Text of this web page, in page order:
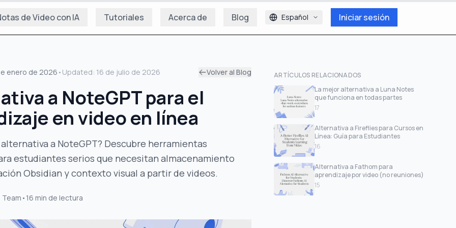
de Video con IA Tutoriales Acerca de Blog Español Iniciar sesión
enero de 2026 • Updated: 16 de julio de 2026 Volver al Blog
a NoteGPT para el
en video en línea
alternativa a NoteGPT? Descubre herramientas
estudiantes serios que necesitan almacenamiento
Obsidian y contexto visual a partir de videos.
• 16 min de lectura
ARTÍCULOS RELACIONADOS
La mejor alternativa a Luna Notes
que funciona en todas partes
17
Alternativa a Fireflies para Cursos en
Línea: Guía para Estudiantes
16
Alternativa a Fathom para
aprendizaje por video (no reuniones)
15